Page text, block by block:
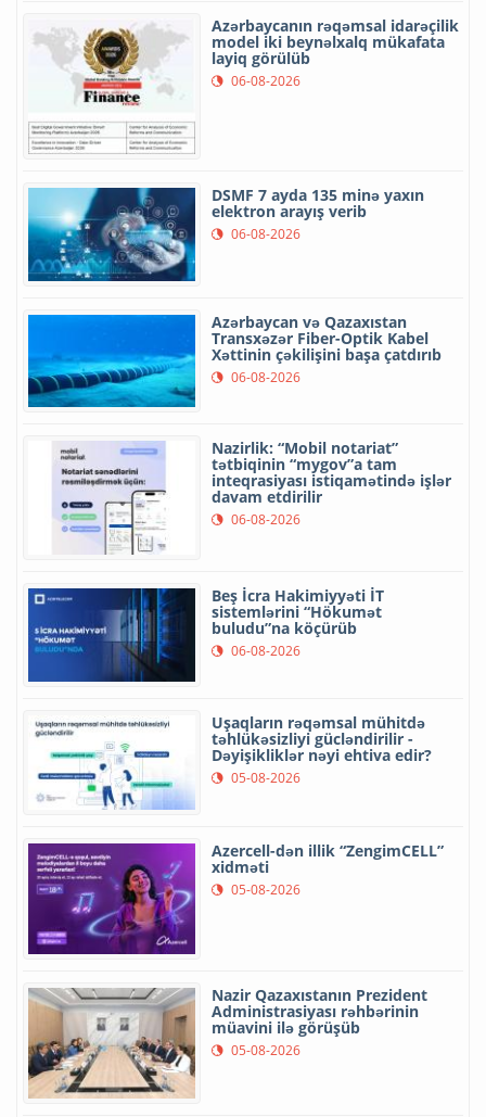
Azərbaycanın rəqəmsal idarəçilik
model iki beynəlxalq mükafata
layiq görülüb
06-08-2026
DSMF 7 ayda 135 minə yaxın
elektron arayış verib
06-08-2026
Azərbaycan və Qazaxıstan
Transxəzər Fiber-Optik Kabel
Xəttinin çəkilişini başa çatdırıb
06-08-2026
Nazirlik: “Mobil notariat”
tətbiqinin “mygov”a tam
inteqrasiyası istiqamətində işlər
davam etdirilir
06-08-2026
Beş İcra Hakimiyyəti İT
sistemlərini “Hökumət
buludu”na köçürüb
06-08-2026
Uşaqların rəqəmsal mühitdə
təhlükəsizliyi gücləndirilir -
Dəyişikliklər nəyi ehtiva edir?
05-08-2026
Azercell-dən illik “ZengimCELL”
xidməti
05-08-2026
Nazir Qazaxıstanın Prezident
Administrasiyası rəhbərinin
müavini ilə görüşüb
05-08-2026